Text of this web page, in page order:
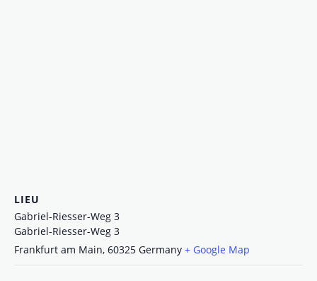
LIEU
Gabriel-Riesser-Weg 3
Gabriel-Riesser-Weg 3
Frankfurt am Main, 60325 Germany + Google Map